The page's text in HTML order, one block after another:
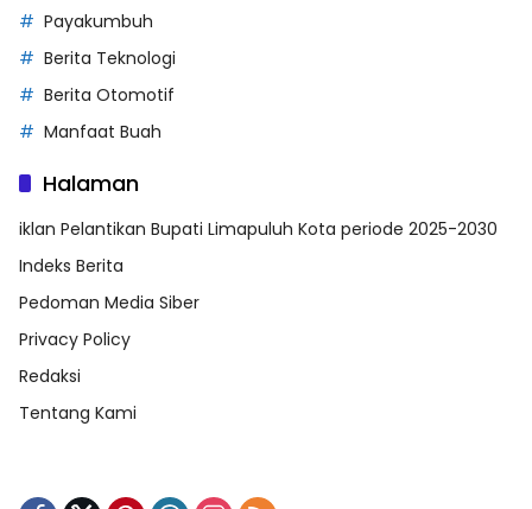
Payakumbuh
Berita Teknologi
Berita Otomotif
Manfaat Buah
Halaman
iklan Pelantikan Bupati Limapuluh Kota periode 2025-2030
Indeks Berita
Pedoman Media Siber
Privacy Policy
Redaksi
Tentang Kami